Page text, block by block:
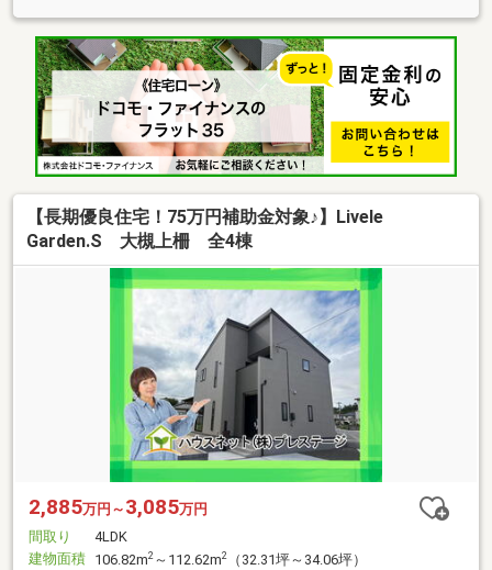
【長期優良住宅！75万円補助金対象♪】Livele
Garden.S 大槻上柵 全4棟
2,885万円～ 3,085万円
間取り
4LDK
建物面積 106.82m2 ～112.62m2
（32.31坪～34.06坪）